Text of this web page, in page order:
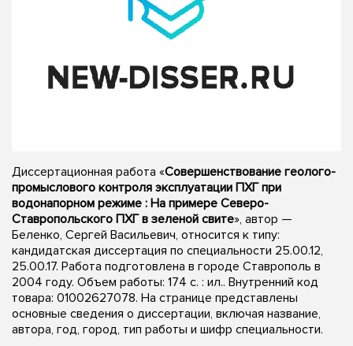
Диссертационная работа «Совершенствование геолого-
промыслового контроля эксплуатации ПХГ при
водонапорном режиме : На примере Северо-
Ставропольского ПХГ в зеленой свите», автор —
Беленко, Сергей Васильевич, относится к типу:
кандидатская диссертация по специальности 25.00.12,
25.00.17. Работа подготовлена в городе Ставрополь в
2004 году. Объем работы: 174 с. : ил.. Внутренний код
товара: 01002627078. На странице представлены
основные сведения о диссертации, включая название,
автора, год, город, тип работы и шифр специальности.